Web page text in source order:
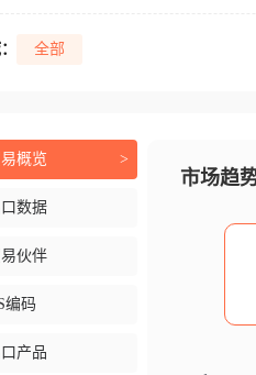
全部
市场趋
概览 >
数据
伙伴
编码
产品